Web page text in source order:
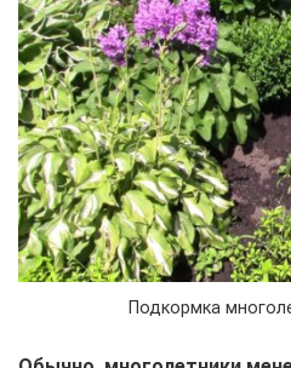
Подкормка